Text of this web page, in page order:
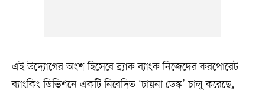
এই উদ্যোগের অংশ হিসেবে ব্র্যাক ব্যাংক নিজেদের করপোরেট
ব্যাংকিং ডিভিশনে একটি নিবেদিত ‘চায়না ডেস্ক’ চালু করেছে,